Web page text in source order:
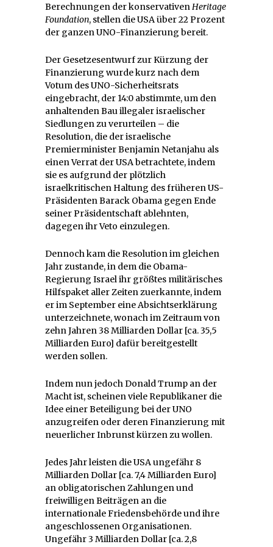
Berechnungen der konservativenHeritage
Foundation, stellen die USA über 22 Prozent
der ganzen UNO-Finanzierung bereit.
Der Gesetzesentwurf zur Kürzung der
Finanzierung wurde kurz nach dem
Votum des UNO-Sicherheitsrats
eingebracht, der 14:0 abstimmte, um den
anhaltenden Bau illegaler israelischer
Siedlungen zu verurteilen – die
Resolution, die der israelische
Premierminister Benjamin Netanjahu als
einen Verrat der USA betrachtete, indem
sie es aufgrund der plötzlich
israelkritischen Haltung des früheren US-
Präsidenten Barack Obama gegen Ende
seiner Präsidentschaft ablehnten,
dagegen ihr Veto einzulegen.
Dennoch kam die Resolution im gleichen
Jahr zustande, in dem die Obama-
Regierung Israel ihr größtes militärisches
Hilfspaket aller Zeiten zuerkannte, indem
er im September eine Absichtserklärung
unterzeichnete, wonach im Zeitraum von
zehn Jahren 38 Milliarden Dollar [ca. 35,5
Milliarden Euro] dafür bereitgestellt
werden sollen.
Indem nun jedoch Donald Trump an der
Macht ist, scheinen viele Republikaner die
Idee einer Beteiligung bei der UNO
anzugreifen oder deren Finanzierung mit
neuerlicher Inbrunst kürzen zu wollen.
Jedes Jahr leisten die USA ungefähr 8
Milliarden Dollar [ca. 7,4 Milliarden Euro]
an obligatorischen Zahlungen und
freiwilligen Beiträgen an die
internationale Friedensbehörde und ihre
angeschlossenen Organisationen.
Ungefähr 3 Milliarden Dollar [ca. 2,8